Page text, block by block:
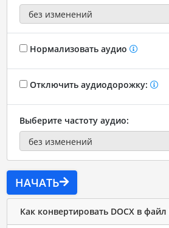
Нормализовать аудио
Отключить аудиодорожку:
Выберите частоту аудио:
НАЧАТЬ
Как конвертировать DOCX в файл